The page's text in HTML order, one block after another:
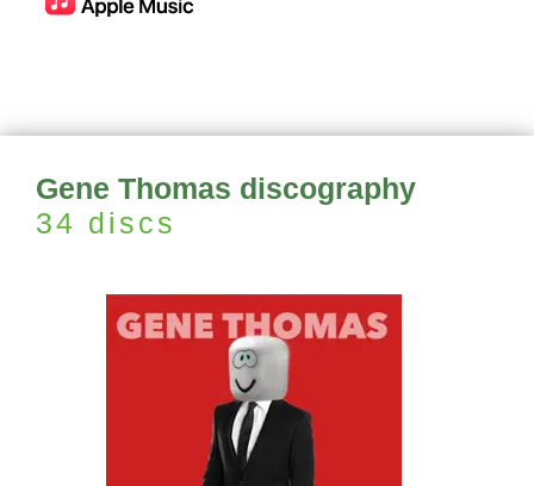
Gene Thomas discography
34 discs